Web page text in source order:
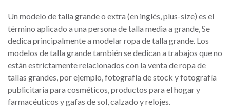
Un modelo de talla grande o extra (en inglés, plus-size) es el
término aplicado a una persona de talla media a grande, Se
dedica principalmente a modelar ropa de talla grande. Los
modelos de talla grande también se dedican a trabajos que no
están estrictamente relacionados con la venta de ropa de
tallas grandes, por ejemplo, fotografía de stock y fotografía
publicitaria para cosméticos, productos para el hogar y
farmacéuticos y gafas de sol, calzado y relojes.